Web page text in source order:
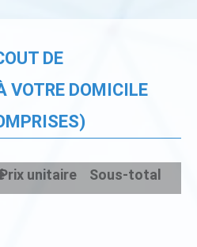
DE
VOTRE DOMICILE
unitaire Sous-total